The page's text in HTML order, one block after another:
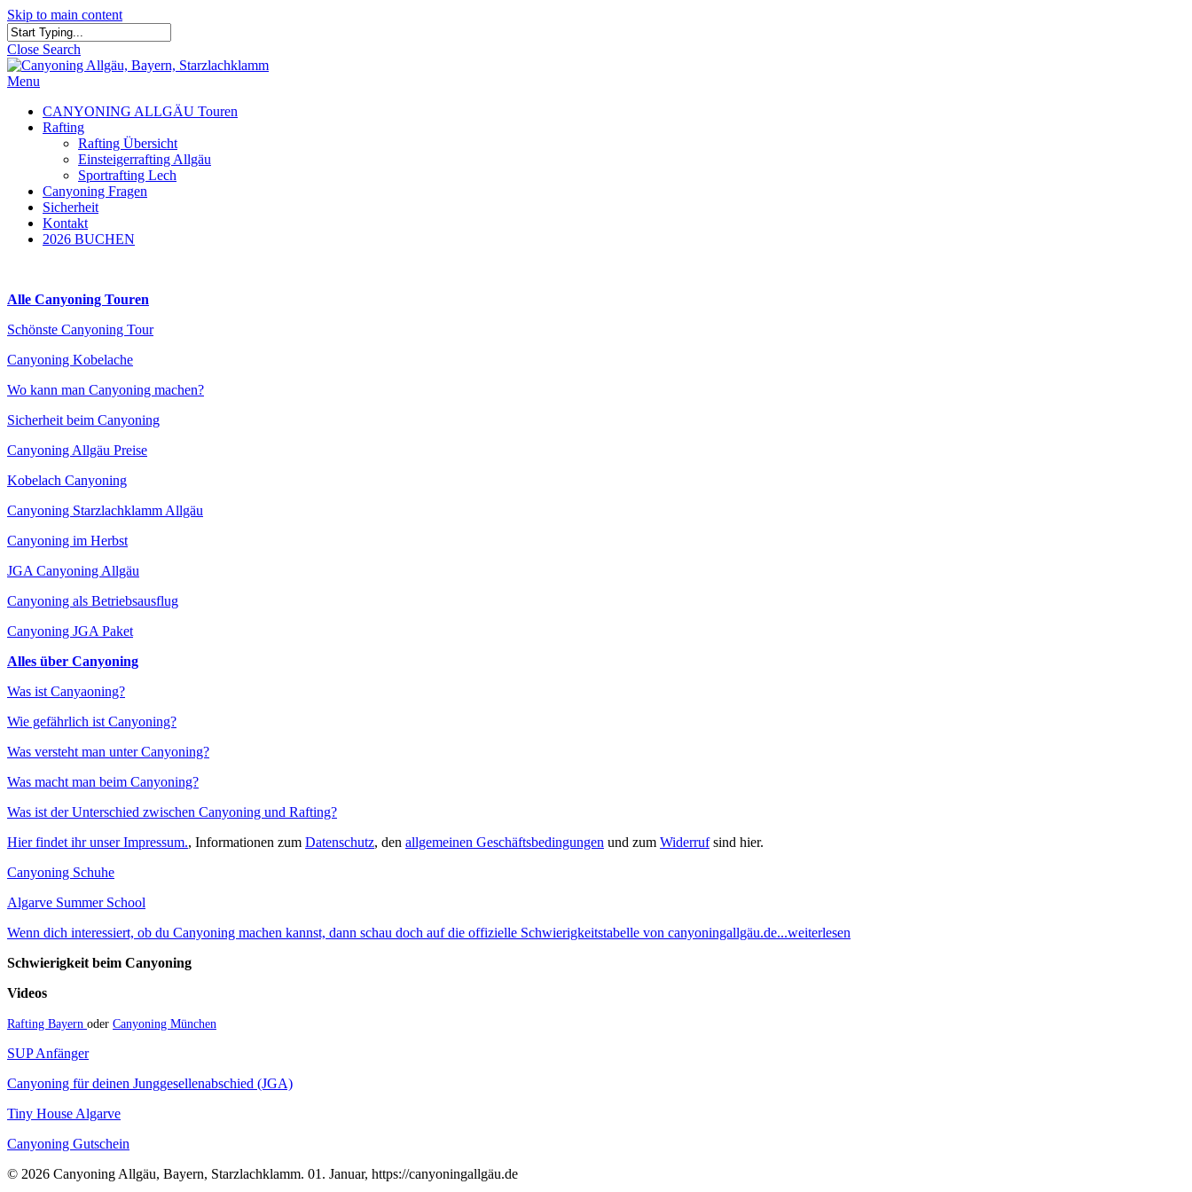
Skip to main content
Close Search
Menu
CANYONING ALLGÄU Touren
Rafting
Rafting Übersicht
Einsteigerrafting Allgäu
Sportrafting Lech
Canyoning Fragen
Sicherheit
Kontakt
2026 BUCHEN
Alle Canyoning Touren
Schönste Canyoning Tour
Canyoning Kobelache
Wo kann man Canyoning machen?
Sicherheit beim Canyoning
Canyoning Allgäu Preise
Kobelach Canyoning
Canyoning Starzlachklamm Allgäu
Canyoning im Herbst
JGA Canyoning Allgäu
Canyoning als Betriebsausflug
Canyoning JGA Paket
Alles über Canyoning
Was ist Canyaoning?
Wie gefährlich ist Canyoning?
Was versteht man unter Canyoning?
Was macht man beim Canyoning?
Was ist der Unterschied zwischen Canyoning und Rafting?
Hier findet ihr unser Impressum., Informationen zum Datenschutz, den allgemeinen Geschäftsbedingungen und zum Widerrufsind hier.
Canyoning Schuhe
Algarve Summer School
Wenn dich interessiert, ob du Canyoning machen kannst, dann schau doch auf die offizielle Schwierigkeitstabelle von canyoningallgäu.de...weiterlesen
Schwierigkeit beim Canyoning
Videos
Rafting Bayern oder Canyoning München
SUP Anfänger
Canyoning für deinen Junggesellenabschied (JGA)
Tiny House Algarve
Canyoning Gutschein
© 2026 Canyoning Allgäu, Bayern, Starzlachklamm. 01. Januar, https://canyoningallgäu.de